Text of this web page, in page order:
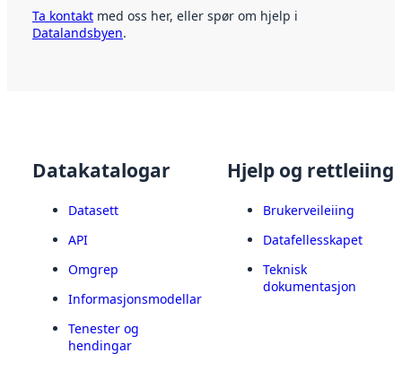
Ta kontakt med oss her, eller spør om hjelp i
Datalandsbyen.
Datakatalogar
Datasett
API
Omgrep
Informasjonsmodellar
Tenester og
hendingar
Hjelp og rettleiing
Brukerveileiing
Datafellesskapet
Teknisk
dokumentasjon